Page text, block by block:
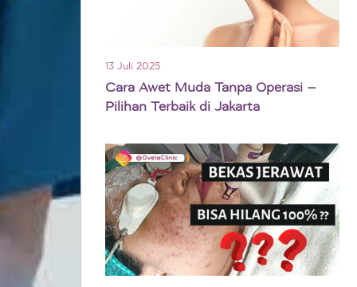
13 Juli 2025
Cara Awet Muda Tanpa Operasi –
Pilihan Terbaik di Jakarta